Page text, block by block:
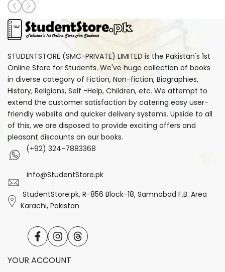
STUDENTSTORE (SMC-PRIVATE) LIMITED is the Pakistan's 1st
Online Store for Students. We've huge collection of books
in diverse category of Fiction, Non-fiction, Biographies,
History, Religions, Self -Help, Children, etc. We attempt to
extend the customer satisfaction by catering easy user-
friendly website and quicker delivery systems. Upside to all
of this, we are disposed to provide exciting offers and
pleasant discounts on our books.
(+92) 324-7883368
info@StudentStore.pk
StudentStore.pk, R-856 Block-18, Samnabad F.B. Area
Karachi, Pakistan
FacebookInstagramTranslation
missing:
YOUR ACCOUNT